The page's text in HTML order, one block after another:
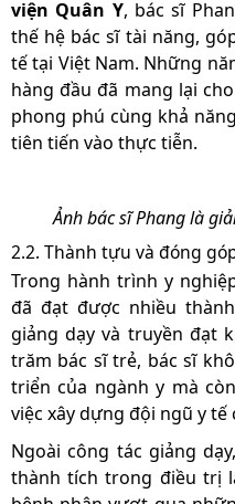
viện Quân Y, bác sĩ
thế hệ bác sĩ tài năng,
tế tại Việt Nam. Những
hàng đầu đã mang lại
phong phú cùng khả
tiên tiến vào thực tiễn.
Ảnh bác sĩ Phang là
2.2. Thành tựu và đóng
Trong hành trình y
đã đạt được nhiều
giảng dạy và truyền đạt
trăm bác sĩ trẻ, bác sĩ
triển của ngành y mà
việc xây dựng đội ngũ y tế
Ngoài công tác giảng
thành tích trong điều trị